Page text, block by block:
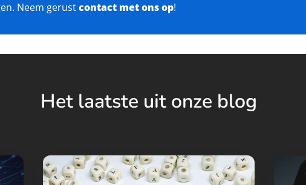
Neem gerustcontact met ons op!
Het laatste uit onze blog